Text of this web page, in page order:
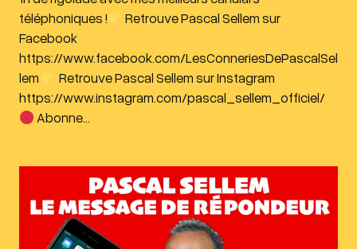
téléphoniques !
Retrouve Pascal Sellem sur
Facebook
https://www.facebook.com/LesConneriesDePascalSel
lem
Retrouve Pascal Sellem sur Instagram
https://www.instagram.com/pascal_sellem_officiel/
Abonne…